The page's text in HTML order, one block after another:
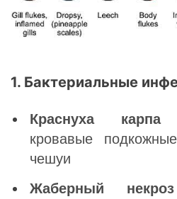
1. Бактериальные
Краснуха карпа
кровавые
чешуи
Жаберный некроз